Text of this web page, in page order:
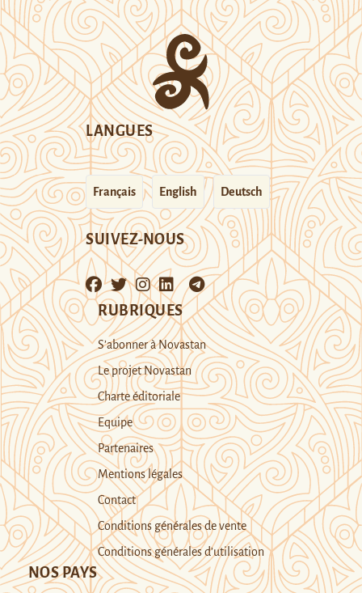
LANGUES
Français English Deutsch
SUIVEZ-NOUS
RUBRIQUES
S’abonner à Novastan
Le projet Novastan
Charte éditoriale
Equipe
Partenaires
Mentions légales
Contact
Conditions générales de vente
Conditions générales d’utilisation
NOS PAYS